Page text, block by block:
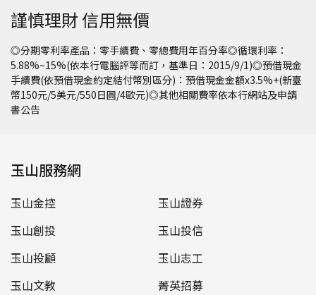
謹慎理財 信用無價
◎分期零利率產品：零手續費、零總費用年百分率◎循環利率：
5.88%~15%(依本行電腦評等而訂，基準日：2015/9/1)◎預借現金
手續費(依預借現金約定結付幣別區分)：預借現金金額x3.5%+(新臺
幣150元/5美元/550日圓/4歐元)◎其他相關費率依本行網站及申請
書公告
玉山服務網
玉山金控
玉山證券
玉山創投
玉山投信
玉山投顧
玉山志工
玉山文教
菁英招募